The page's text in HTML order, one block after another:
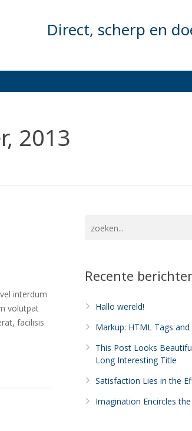
Direct, scherp en
2013
interdum
volutpat
facilisis
Recente
Hallo wereld!
Markup: HTML Tags
This Post Looks
Long Interesting Title
Satisfaction Lies in the
Imagination Encircles